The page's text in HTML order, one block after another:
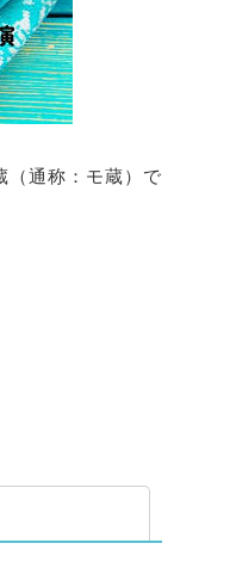
（通称：モ蔵）で